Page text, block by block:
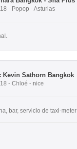
- Popop - Asturias
Kevin Sathorn Bangkok
- Chloé - nice
bar, servicio de taxi-meter